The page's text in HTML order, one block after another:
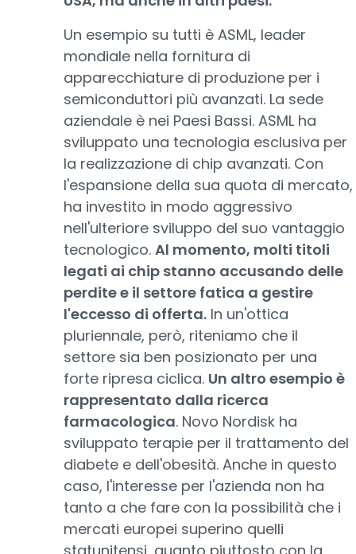
Un esempio su tutti è ASML, leader
mondiale nella fornitura di
apparecchiature di produzione per i
semiconduttori più avanzati. La sede
aziendale è nei Paesi Bassi. ASML ha
sviluppato una tecnologia esclusiva per
la realizzazione di chip avanzati. Con
l'espansione della sua quota di mercato,
ha investito in modo aggressivo
nell'ulteriore sviluppo del suo vantaggio
tecnologico. Al momento, molti titoli
legati ai chip stanno accusando delle
perdite e il settore fatica a gestire
l'eccesso di offerta. In un'ottica
pluriennale, però, riteniamo che il
settore sia ben posizionato per una
forte ripresa ciclica. Un altro esempio è
rappresentato dalla ricerca
farmacologica. Novo Nordisk ha
sviluppato terapie per il trattamento del
diabete e dell'obesità. Anche in questo
caso, l'interesse per l'azienda non ha
tanto a che fare con la possibilità che i
mercati europei superino quelli